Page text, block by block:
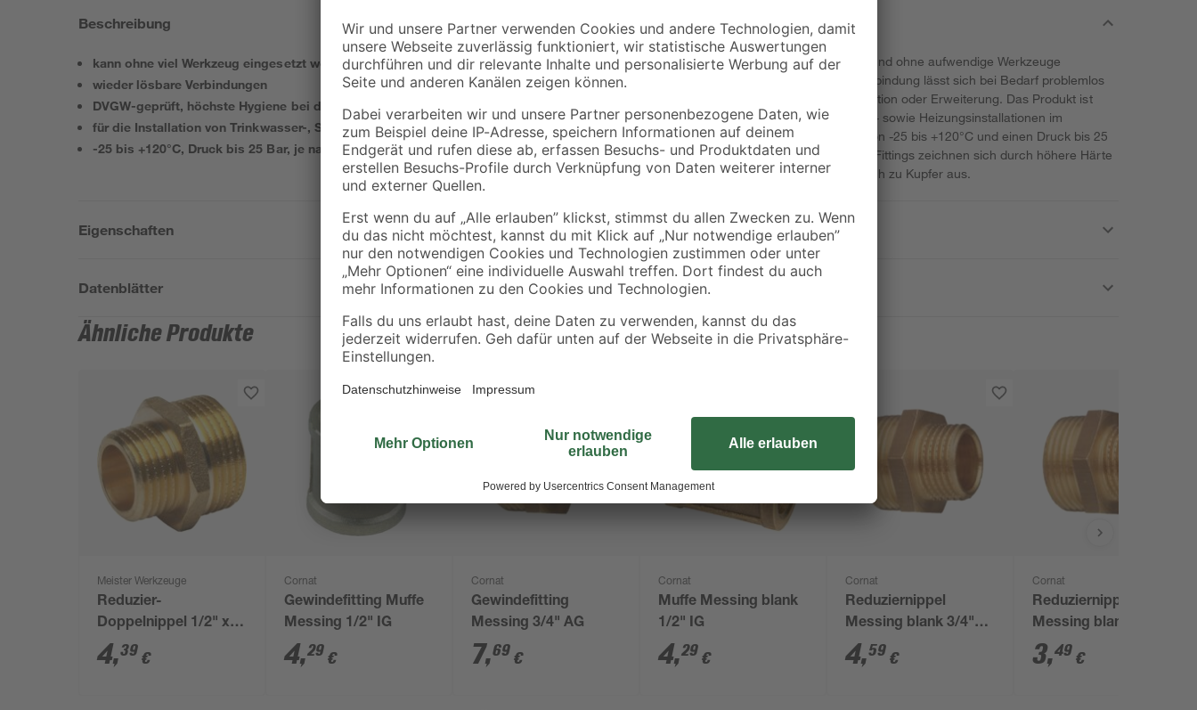
Beschreibung
kann ohne viel Werkzeug eingesetzt werden
wieder lösbare Verbindungen
DVGW-geprüft, höchste Hygiene bei der Trinkwasserinstallation
für die Installation von Trinkwasser-, Sanitär- und Heizungsinstallation
-25 bis +120°C, Druck bis 25 Bar, je nach Installationsbereich
Die Schraubfittinge lassen sich schnell, sauber und ohne aufwendige Werkzeuge
verarbeiten, für zeitsparende Montagen. Die Verbindung lässt sich bei Bedarf problemlos
wieder lösen und ermöglicht eine flexible Installation oder Erweiterung. Das Produkt ist
geeignet für den Einsatz in Trinkwasser-, Sanitär- sowie Heizungsinstallationen im
Innenbereich. Es ist für Betriebstemperaturen von -25 bis +120°C und einen Druck bis 25
bar, je nach Einbausituation, geeignet. Messing-Fittings zeichnen sich durch höhere Härte
und bessere Korrosionsbeständigkeit im Vergleich zu Kupfer aus.
Eigenschaften
Datenblätter
Ähnliche Produkte
Meister Werkzeuge
Reduzier-
Doppelnippel 1/2" x
3/4" AG
4,39 €
Cornat
Gewindefitting Muffe
Messing 1/2" IG
4,29 €
Cornat
Gewindefitting
Messing 3/4" AG
7,69 €
Cornat
Muffe Messing blank
1/2" IG
4,29 €
Cornat
Reduziernippel
Messing blank 3/4"
AG x 1/2" AG
4,59 €
Cornat
Reduziernippel
Messing blank 1/2"
AG x 3/8" AG
3,49 €